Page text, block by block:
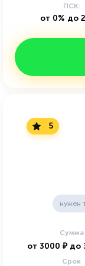
ПСК:
от 0% до
5
нужен
Сумма
от 3000 ₽ до
Срок